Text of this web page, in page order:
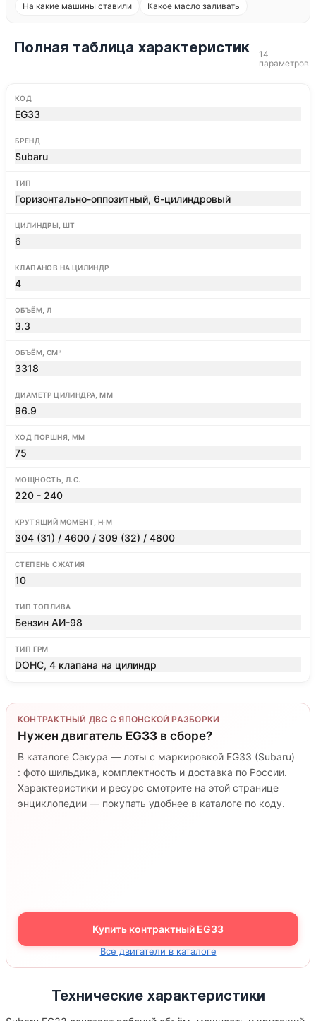
На какие машины ставили
Какое масло заливать
Полная таблица характеристик
14
параметров
КОД
EG33
БРЕНД
Subaru
ТИП
Горизонтально-оппозитный, 6-цилиндровый
ЦИЛИНДРЫ, ШТ
6
КЛАПАНОВ НА ЦИЛИНДР
4
ОБЪЁМ, Л
3.3
ОБЪЁМ, СМ³
3318
ДИАМЕТР ЦИЛИНДРА, ММ
96.9
ХОД ПОРШНЯ, ММ
75
МОЩНОСТЬ, Л.С.
220 - 240
КРУТЯЩИЙ МОМЕНТ, Н·М
304 (31) / 4600 / 309 (32) / 4800
СТЕПЕНЬ СЖАТИЯ
10
ТИП ТОПЛИВА
Бензин АИ-98
ТИП ГРМ
DOHC, 4 клапана на цилиндр
КОНТРАКТНЫЙ ДВС С ЯПОНСКОЙ РАЗБОРКИ
Нужен двигатель EG33 в сборе?
В каталоге Сакура — лоты с маркировкой EG33 (Subaru)
: фото шильдика, комплектность и доставка по России.
Характеристики и ресурс смотрите на этой странице
энциклопедии — покупать удобнее в каталоге по коду.
Купить контрактный EG33
Все двигатели в каталоге
Технические характеристики